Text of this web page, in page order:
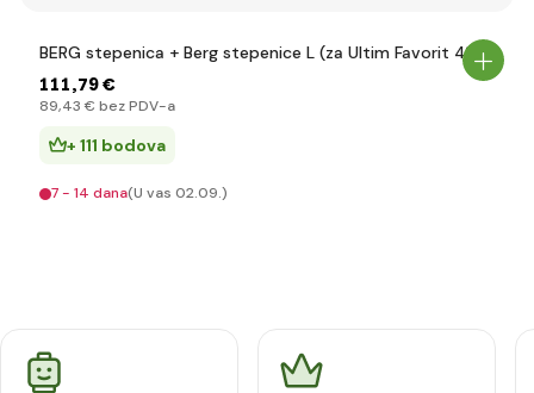
BERG stepenica + Berg stepenice L (za Ultim Favorit 410)
111,79 €
89,43 € bez PDV-a
+ 111 bodova
7 - 14 dana(U vas 02.09.)